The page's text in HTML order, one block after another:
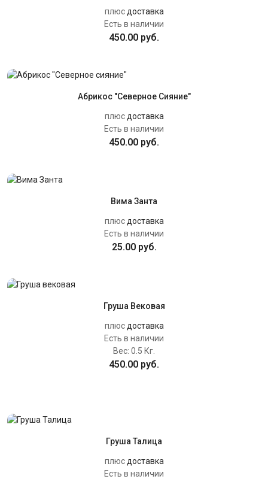
плюс доставка
Есть в наличии
450.00 руб.
Абрикос "Северное Сияние"
плюс доставка
Есть в наличии
450.00 руб.
Вима Занта
плюс доставка
Есть в наличии
25.00 руб.
Груша Вековая
плюс доставка
Есть в наличии
Вес: 0.5 Кг.
450.00 руб.
Груша Талица
плюс доставка
Есть в наличии